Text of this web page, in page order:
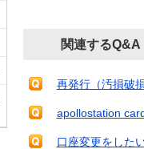
関連するQ&A
再発行（汚損破
apollostation
口座変更をした